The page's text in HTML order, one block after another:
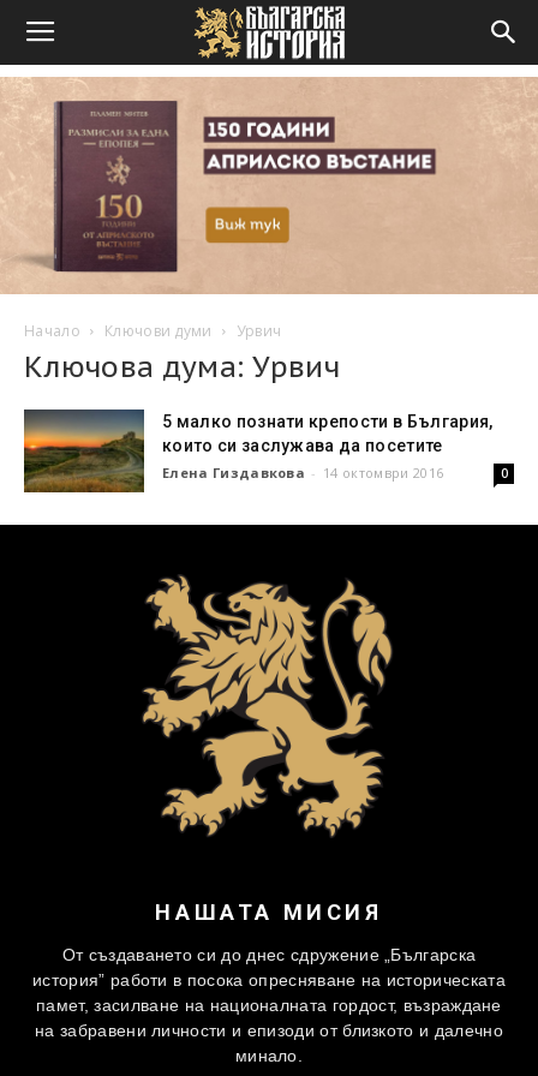
Начало Ключови думи Урвич
Ключова дума: Урвич
5 малко познати крепости в България,
които си заслужава да посетите
Елена Гиздавкова - 14 октомври 2016 0
НАШАТА МИСИЯ
От създаването си до днес сдружение „Българска
история” работи в посока опресняване на историческата
памет, засилване на националната гордост, възраждане
на забравени личности и епизоди от близкото и далечно
минало.